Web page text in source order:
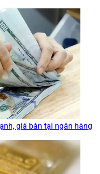
giá bán tại ngân hàng